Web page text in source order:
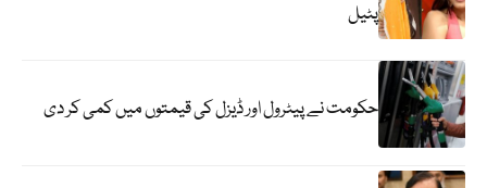
پٹیل
حکومت نے پیٹرول اور ڈیزل کی قیمتوں میں کمی کر دی